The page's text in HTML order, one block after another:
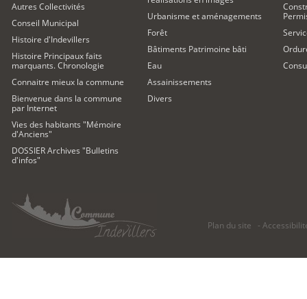
Autres Collectivités
Conseil Municipal
Histoire d'Indevillers
Histoire Principaux faits
marquants. Chronologie
Connaitre mieux la commune
Bienvenue dans la commune
par Internet
Vies des habitants "Mémoire
d'Anciens"
DOSSIER Archives "Bulletins
d'infos"
Urbanisme et aménagements
Forêt
Bâtiments Patrimoine bâti
Eau
Assainissements
Divers
Plan du site